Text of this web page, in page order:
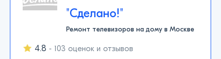
"Сделано!"
Ремонт телевизоров на дому в Москве
4.8 - 103 оценок и отзывов